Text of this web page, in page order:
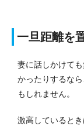
一旦距離を
妻に話しかけて
かったりするな
もしれません。
激高していると